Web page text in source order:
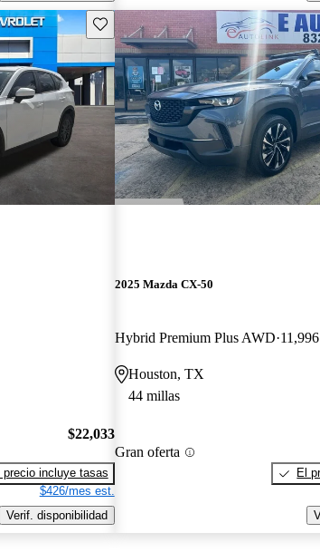
Guarda este Aviso
$22,033
precio incluye tasas
$426/mes est.
Verif. disponibilidad
2025 Mazda CX-50
Hybrid Premium Plus AWD
Houston, TX
44 millas
Gran oferta
El